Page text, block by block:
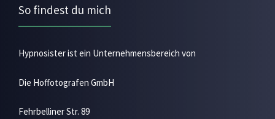
So findest du mich
Hypnosister ist ein Unternehmensbereich von
Die Hoffotografen GmbH
Fehrbelliner Str. 89